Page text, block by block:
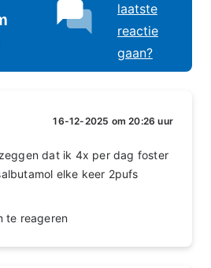
laatste
reactie
gaan?
16-12-2025 om 20:26 uur
dat ik 4x per dag foster
elke keer 2pufs
te reageren